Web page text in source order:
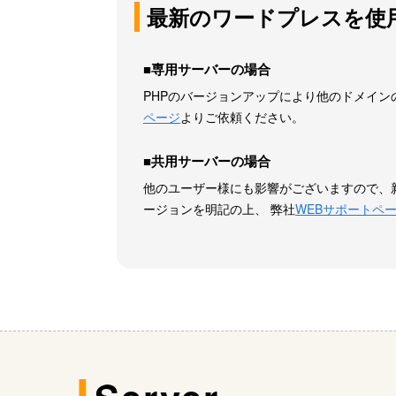
最新のワードプレスを
■専用サーバーの場合
PHPのバージョンアップにより他のドメイ
ページよりご依頼ください。
■共用サーバーの場合
他のユーザー様にも影響がございますので
ージョンを明記の上、 弊社WEBサポートペ